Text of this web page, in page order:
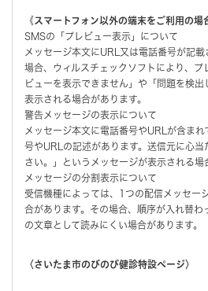
《スマートフォン以外の端末をご利用の場
SMSの「プレビュー表示」について
メッセージ本文にURL又は電話番号が記
場合、ウィルスチェックソフトにより、プ
ビューを表示できません」や「問題を検
表示される場合があります。
警告メッセージの表示について
メッセージ本文に電話番号やURLが含ま
号やURLの記述があります。送信元に心当
さい。」というメッセージが表示される場
メッセージの分割表示について
受信機種によっては、1つの配信メッセー
合があります。その場合、順序が入れ替わ
の文章として読みにくい場合があります。
〈さいたま市のびのび健診特設ページ〉